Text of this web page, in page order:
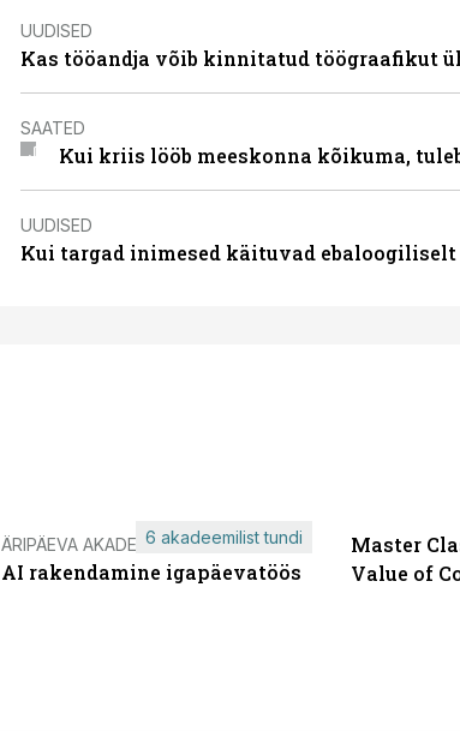
UUDISED
Kas tööandja võib kinnitatud töögraafikut
SAATED
Kui kriis lööb meeskonna kõikuma,
UUDISED
Kui targad inimesed käituvad ebaloogiliselt
ÄRIPÄEVA AKADEEMIA
AI rakendamine igapäevatöös
6 akadeemilist tundi
Master
Value of